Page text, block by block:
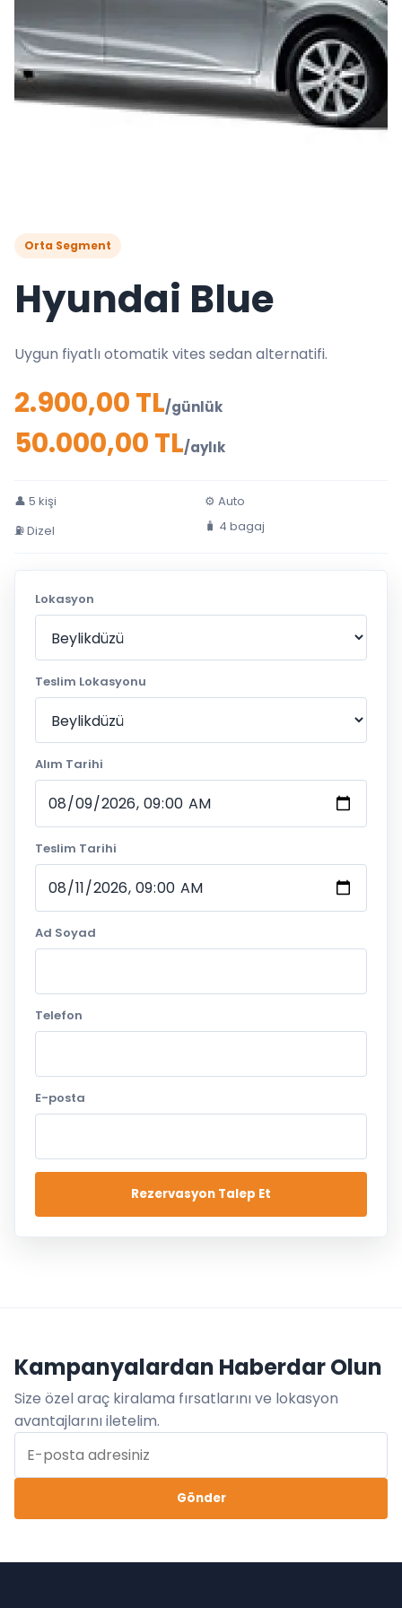
Orta Segment
Hyundai Blue
Uygun fiyatlı otomatik vites sedan alternatifi.
2.900,00 TL/günlük
50.000,00 TL/aylık
👤 5 kişi
⚙ Auto
⛽ Dizel
🧳 4 bagaj
Lokasyon
Teslim Lokasyonu
Alım Tarihi
Teslim Tarihi
Ad Soyad
Telefon
E-posta
Rezervasyon Talep Et
Kampanyalardan Haberdar Olun
Size özel araç kiralama fırsatlarını ve lokasyon
avantajlarını iletelim.
Gönder